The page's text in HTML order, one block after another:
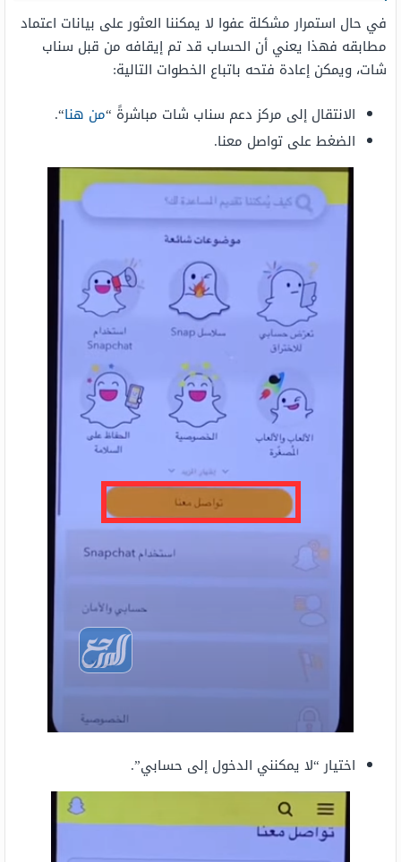
في حال استمرار مشكلة عفوا لا يمكننا العثور على بيانات اعتماد
مطابقه فهذا يعني أن الحساب قد تم إيقافه من قبل سناب
شات، ويمكن إعادة فتحه باتباع الخطوات التالية:
الانتقال إلى مركز دعم سناب شات مباشرةً “من هنا“.
الضغط على تواصل معنا.
اختيار “لا يمكنني الدخول إلى حسابي”.